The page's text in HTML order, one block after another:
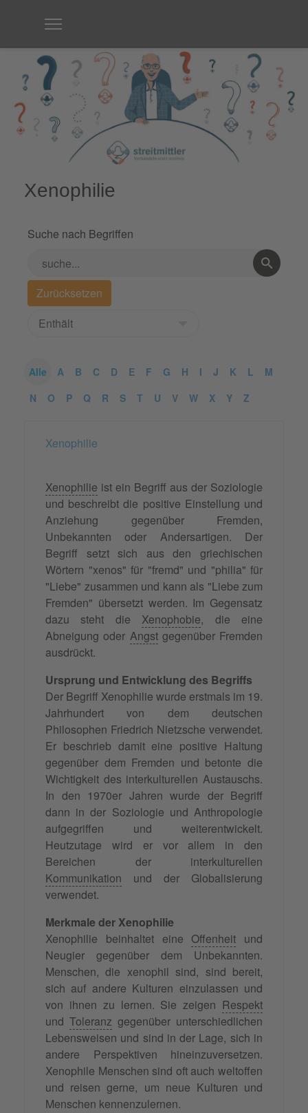
Xenophilie
Suche nach Begriffen
Alle A B C D E F G H I J K L
M
N
O P Q R S T U V W X Y Z
Xenophilie
Xenophilie ist ein Begriff aus der Soziologie
und beschreibt die positive Einstellung und
Anziehung gegenüber Fremden,
Unbekannten oder Andersartigen. Der
Begriff setzt sich aus den griechischen
Wörtern "xenos" für "fremd" und "philia" für
"Liebe" zusammen und kann als "Liebe zum
Fremden" übersetzt werden. Im Gegensatz
dazu steht die Xenophobie, die eine
Abneigung oder Angstgegenüber Fremden
ausdrückt.
Ursprung und Entwicklung des Begriffs
Der Begriff Xenophilie wurde erstmals im 19.
Jahrhundert von dem deutschen
Philosophen Friedrich Nietzsche verwendet.
Er beschrieb damit eine positive Haltung
gegenüber dem Fremden und betonte die
Wichtigkeit des interkulturellen Austauschs.
In den 1970er Jahren wurde der Begriff
dann in der Soziologie und Anthropologie
aufgegriffen und weiterentwickelt.
Heutzutage wird er vor allem in den
Bereichen der interkulturellen
Kommunikation und der Globalisierung
verwendet.
Merkmale der Xenophilie
Xenophilie beinhaltet eine Offenheit und
Neugier gegenüber dem Unbekannten.
Menschen, die xenophil sind, sind bereit,
sich auf andere Kulturen einzulassen und
von ihnen zu lernen. Sie zeigen Respekt
und Toleranz gegenüber unterschiedlichen
Lebensweisen und sind in der Lage, sich in
andere Perspektiven hineinzuversetzen.
Xenophile Menschen sind oft auch weltoffen
und reisen gerne, um neue Kulturen und
Menschen kennenzulernen.